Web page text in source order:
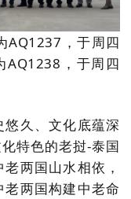
AQ1237，于周四
，于周四
久、文化底蕴深
特色的老挝-泰国
两国山水相依，
两国构建中老命